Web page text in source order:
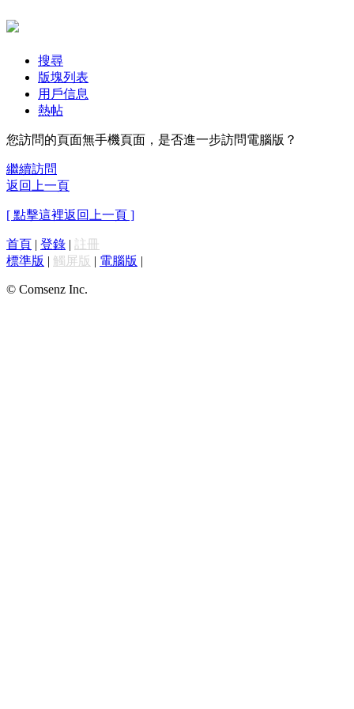
搜尋
版塊列表
用戶信息
熱帖
您訪問的頁面無手機頁面，是否進一步訪問電腦版？
繼續訪問
返回上一頁
[ 點擊這裡返回上一頁 ]
首頁 | 登錄 | 註冊
標準版 | 觸屏版 | 電腦版 |
© Comsenz Inc.